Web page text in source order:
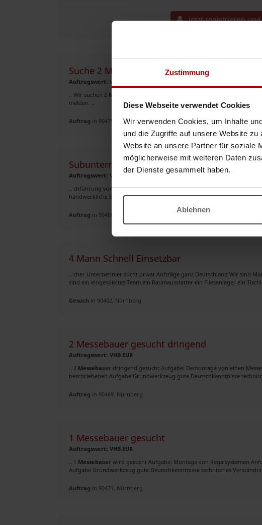
Zustimmung
Diese Webseite verwendet Cookies
Wir verwenden Cookies, um Inhalte
und die Zugriffe auf unsere Website
Website an unsere Partner für soziale
möglicherweise mit weiteren Daten
der Dienste gesammelt haben.
Ablehnen
Jetzt registrieren
Suche 2 Messebau Helfer
Auftragswert: VHB EUR
.. Wir suchen 2 Messebau
melden. ..
Auftrag in 90475, Nürnberg
Subunternehmer zum Einbau von
Auftragswert: VHB EUR
.. chführung von Reparaturen Das erwarten wir: Montageerfahrung
handwerkliche Begabung als Quereinsteiger Zuverlässigkeit, fachliche
Auftrag in 90480, Nürnberg
4 Mann Schnell Einsetzbar
.. cher Unternehmer sucht privat Aufträge ganz Deutschland Wir sind
sind ein eingespieltes Team ein Raumausstatter ein Fliesenleger ein
Gesuch in 90402, Nürnberg
2 Messebauer gesucht dringend
Auftragswert: VHB EUR
.. 2 Messebauer dringend gesucht Aufgabe: Demontage von einen
beschriebenen Aufgabe Grundwerkzeug gute Deutschkenntnisse
Auftrag in 90469, Nürnberg
1 Messebauer gesucht
Auftragswert: VHB EUR
.. 1 Messebauer wird gesucht Aufgabe: Montage von Regalsystemen
Aufgabe Grundwerkzeug gute Deutschkenntnisse technisches
Auftrag in 90471, Nürnberg